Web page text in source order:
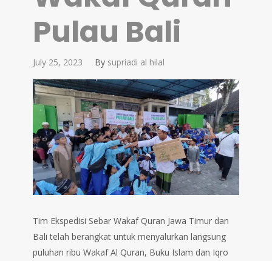
Pulau Bali
July 25, 2023 By supriadi al hilal
Tim Ekspedisi Sebar Wakaf Quran Jawa Timur dan
Bali telah berangkat untuk menyalurkan langsung
puluhan ribu Wakaf Al Quran, Buku Islam dan Iqro